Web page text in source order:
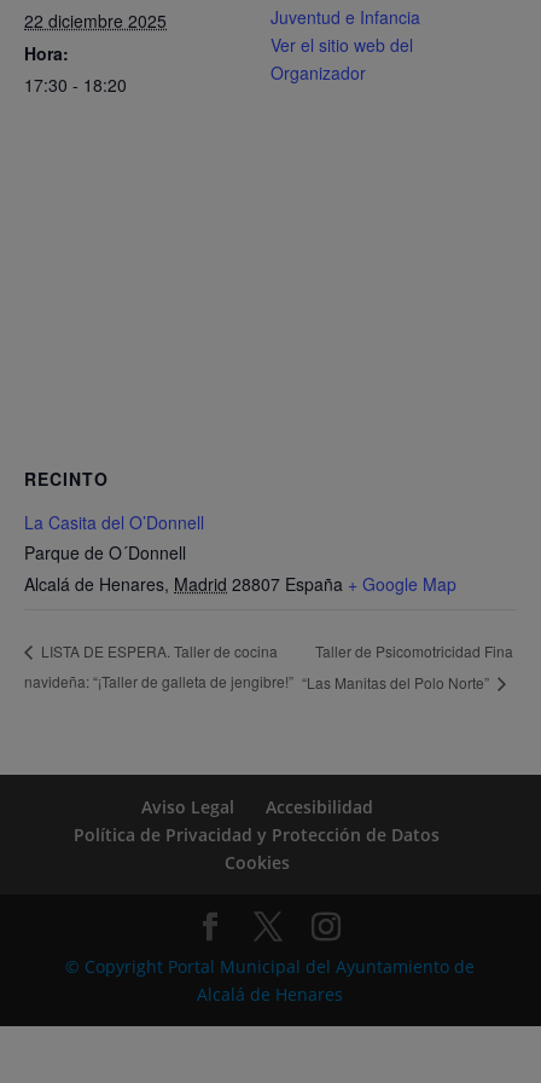
22 diciembre 2025
Hora:
17:30 - 18:20
Juventud e Infancia
Ver el sitio web del
Organizador
RECINTO
La Casita del O’Donnell
Parque de O´Donnell
Alcalá de Henares, Madrid 28807 España + Google Map
LISTA DE ESPERA. Taller de cocina
navideña: “¡Taller de galleta de jengibre!”
Taller de Psicomotricidad Fina
“Las Manitas del Polo Norte”
Aviso Legal
Accesibilidad
Política de Privacidad y Protección de Datos
Cookies
© Copyright Portal Municipal del Ayuntamiento de
Alcalá de Henares